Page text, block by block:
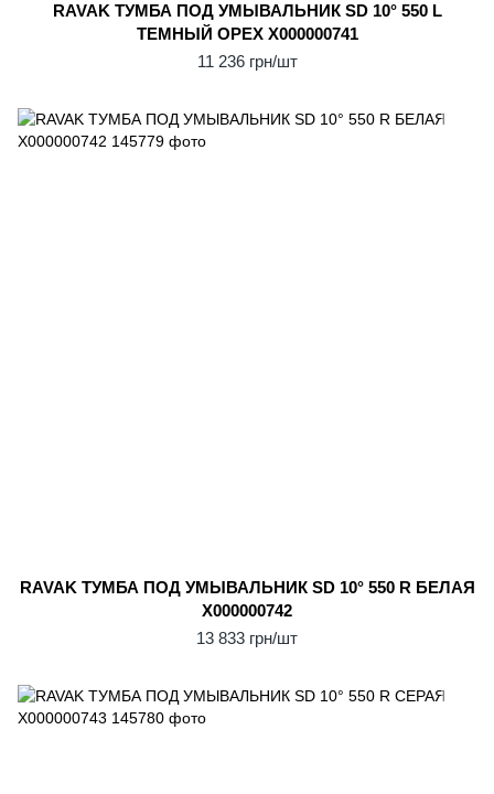
RAVAK ТУМБА ПОД УМЫВАЛЬНИК SD 10° 550 L
ТЕМНЫЙ ОРЕХ X000000741
11 236 грн/шт
RAVAK ТУМБА ПОД УМЫВАЛЬНИК SD 10° 550 R БЕЛАЯ
X000000742
13 833 грн/шт